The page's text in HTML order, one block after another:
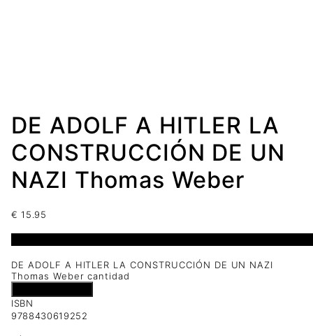
DE ADOLF A HITLER LA
CONSTRUCCIÓN DE UN
NAZI Thomas Weber
€ 15.95
DE ADOLF A HITLER LA CONSTRUCCIÓN DE UN NAZI
Thomas Weber cantidad
ISBN
9788430619252